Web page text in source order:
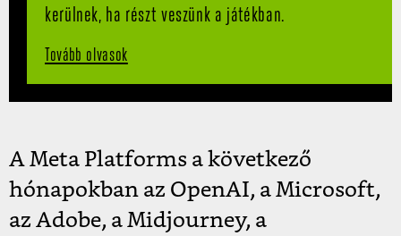
kerülnek, ha részt veszünk a játékban.
Tovább olvasok
A Meta Platforms a következő
hónapokban az OpenAI, a Microsoft,
az Adobe, a Midjourney, a